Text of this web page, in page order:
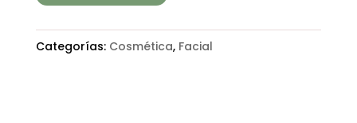
Categorías: Cosmética, Facial